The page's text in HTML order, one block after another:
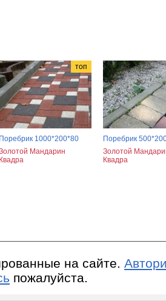
топ
Поребрик 1000*200*80
Мандарин
Квадра
Поребрик
Золотой
Квадра
на сайте.
пожалуйста.